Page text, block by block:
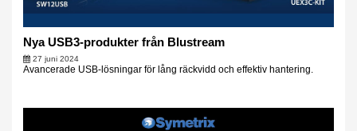
Nya USB3-produkter från Blustream
27 juni 2024
Avancerade USB-lösningar för lång räckvidd och effektiv hantering.